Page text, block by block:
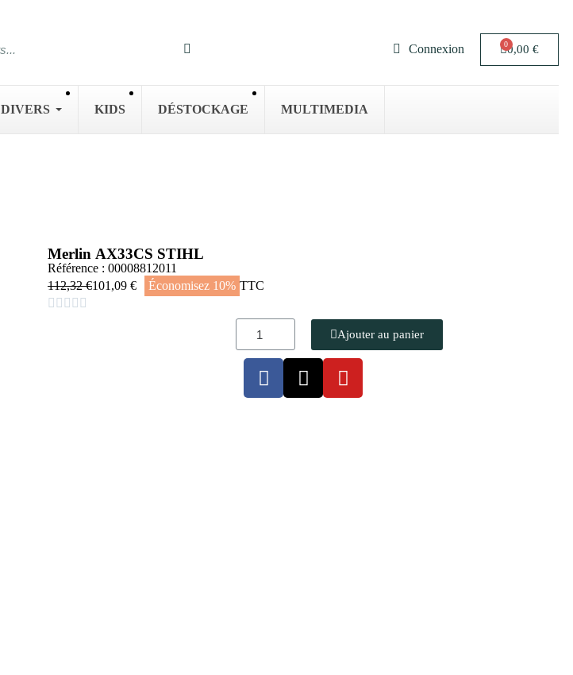
Connexion 0,00 €
DIVERS KIDS DÉSTOCKAGE MULTIMEDIA
Merlin AX33CS STIHL
Référence : 00008812011
112,32 €101,09 € Économisez 10% TTC
    
Ajouter au panier